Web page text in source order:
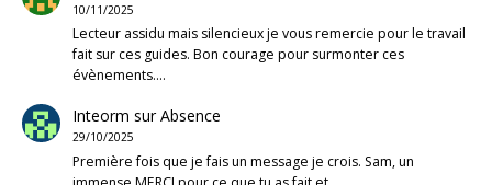
10/11/2025
Lecteur assidu mais silencieux je vous remercie pour le travail
fait sur ces guides. Bon courage pour surmonter ces
évènements.…
Inteorm surAbsence
29/10/2025
Première fois que je fais un message je crois. Sam, un